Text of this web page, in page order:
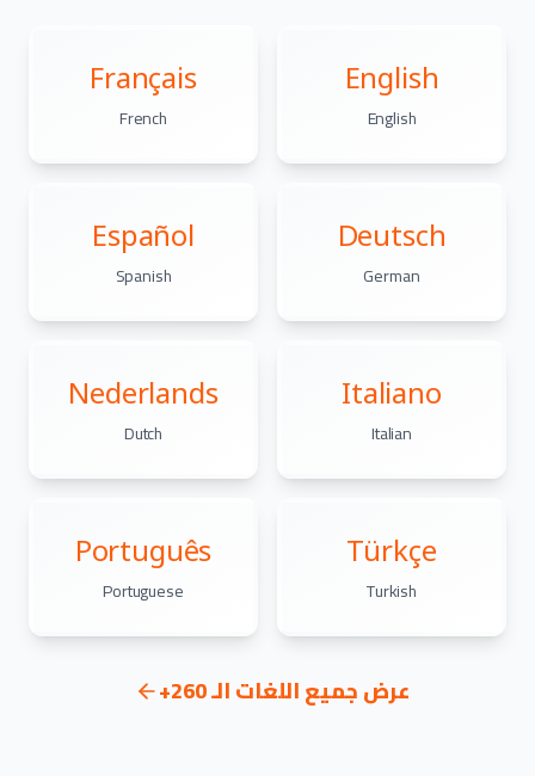
English
English
Français
French
Deutsch
German
Español
Spanish
Italiano
Italian
Nederlands
Dutch
Türkçe
Turkish
Português
Portuguese
عرض جميع اللغات الـ 260+